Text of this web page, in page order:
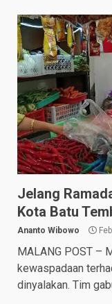
Jelang
Kota Batu
Ananto Wibowo
MALANG POST –
kewaspadaan
dinyalakan. Tim